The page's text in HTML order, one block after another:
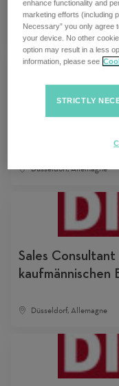
Düsseldorf, Allemagne
Senior Sales
Düsseldorf, Allemagne
Sales
kaufmännischen
Düsseldorf, Allemagne
enhance functionality and
marketing efforts (including
Necessary” you only agree
your device. No other
option may result in a less
information, please see
STRICTLY